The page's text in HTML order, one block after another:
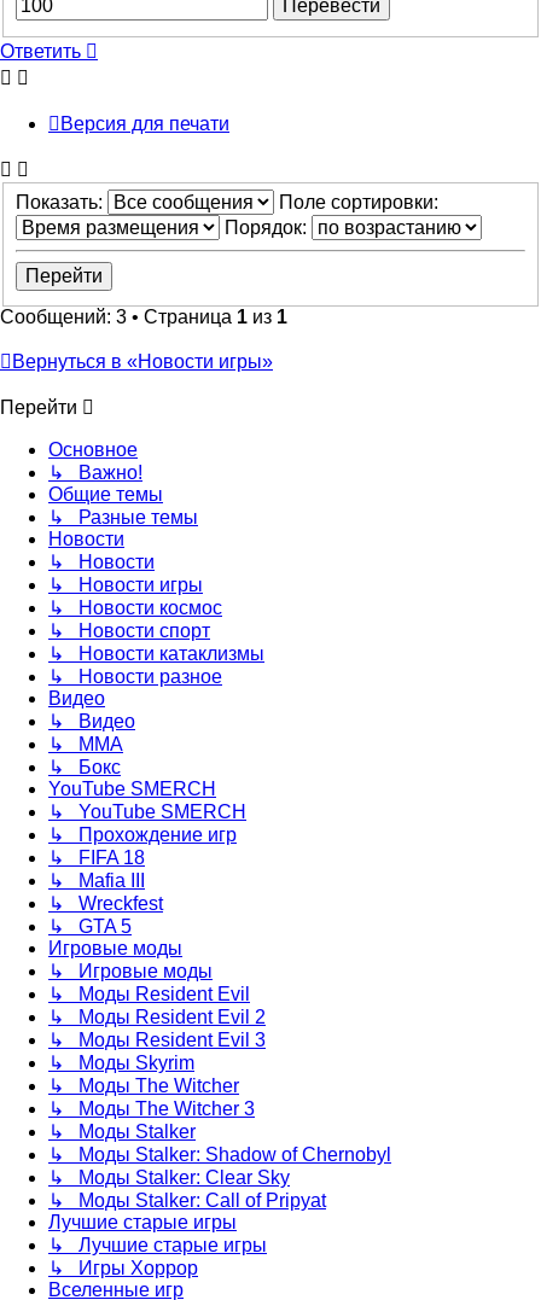
Ответить
Версия для печати
Показать:
Поле сортировки:
Порядок:
Сообщений: 3 • Страница 1 из 1
Вернуться в «Новости игры»
Перейти
Основное
↳ Важно!
Общие темы
↳ Разные темы
Новости
↳ Новости
↳ Новости игры
↳ Новости космос
↳ Новости спорт
↳ Новости катаклизмы
↳ Новости разное
Видео
↳ Видео
↳ ММА
↳ Бокс
YouTube SMERCH
↳ YouTube SMERCH
↳ Прохождение игр
↳ FIFA 18
↳ Mafia III
↳ Wreckfest
↳ GTA 5
Игровые моды
↳ Игровые моды
↳ Моды Resident Evil
↳ Моды Resident Evil 2
↳ Моды Resident Evil 3
↳ Моды Skyrim
↳ Моды The Witcher
↳ Моды The Witcher 3
↳ Моды Stalker
↳ Моды Stalker: Shadow of Chernobyl
↳ Моды Stalker: Clear Sky
↳ Моды Stalker: Call of Pripyat
Лучшие старые игры
↳ Лучшие старые игры
↳ Игры Хоррор
Вселенные игр